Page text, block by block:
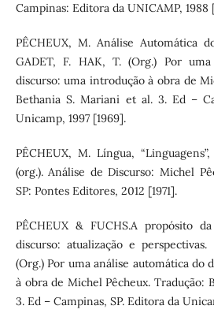
Campinas: Editora da UNICAMP, 1988
PÊCHEUX, M. Análise Automática
GADET, F. HAK, T. (Org.) Por
discurso: uma introdução à obra de
Bethania S. Mariani et al. 3. Ed –
Unicamp, 1997 [1969].
PÊCHEUX, M. Língua,
(org.). Análise de Discurso: Michel
SP: Pontes Editores, 2012 [1971].
PÊCHEUX & FUCHS.A propósito
discurso: atualização e
(Org.) Por uma análise automática do
à obra de Michel Pêcheux. Tradução:
3. Ed – Campinas, SP. Editora da